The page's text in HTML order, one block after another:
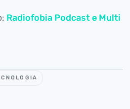
Radiofobia Podcast e Multi